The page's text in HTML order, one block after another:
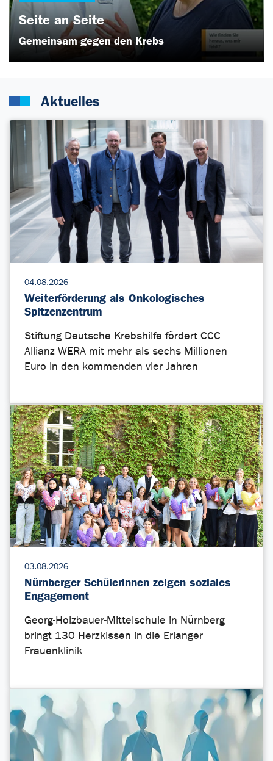
Seite an Seite
Gemeinsam gegen den Krebs
Aktuelles
04.08.2026
Weiterförderung als Onkologisches
Spitzenzentrum
Stiftung Deutsche Krebshilfe fördert CCC
Allianz WERA mit mehr als sechs Millionen
Euro in den kommenden vier Jahren
03.08.2026
Nürnberger Schülerinnen zeigen soziales
Engagement
Georg-Holzbauer-Mittelschule in Nürnberg
bringt 130 Herzkissen in die Erlanger
Frauenklinik